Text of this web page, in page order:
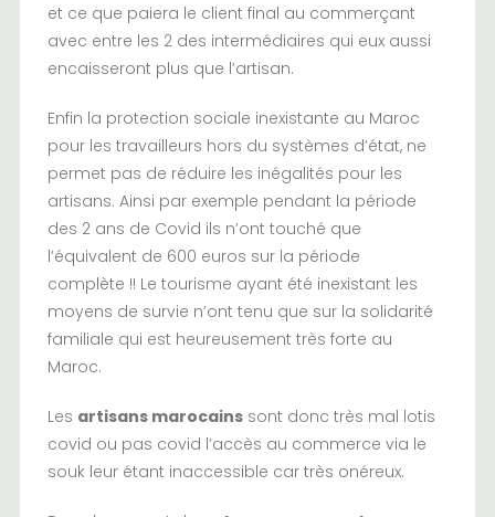
et ce que paiera le client final au commerçant
avec entre les 2 des intermédiaires qui eux aussi
encaisseront plus que l’artisan.
Enfin la protection sociale inexistante au Maroc
pour les travailleurs hors du systèmes d’état, ne
permet pas de réduire les inégalités pour les
artisans. Ainsi par exemple pendant la période
des 2 ans de Covid ils n’ont touché que
l’équivalent de 600 euros sur la période
complète !! Le tourisme ayant été inexistant les
moyens de survie n’ont tenu que sur la solidarité
familiale qui est heureusement très forte au
Maroc.
Les artisans marocainssont donc très mal lotis
covid ou pas covid l’accès au commerce via le
souk leur étant inaccessible car très onéreux.